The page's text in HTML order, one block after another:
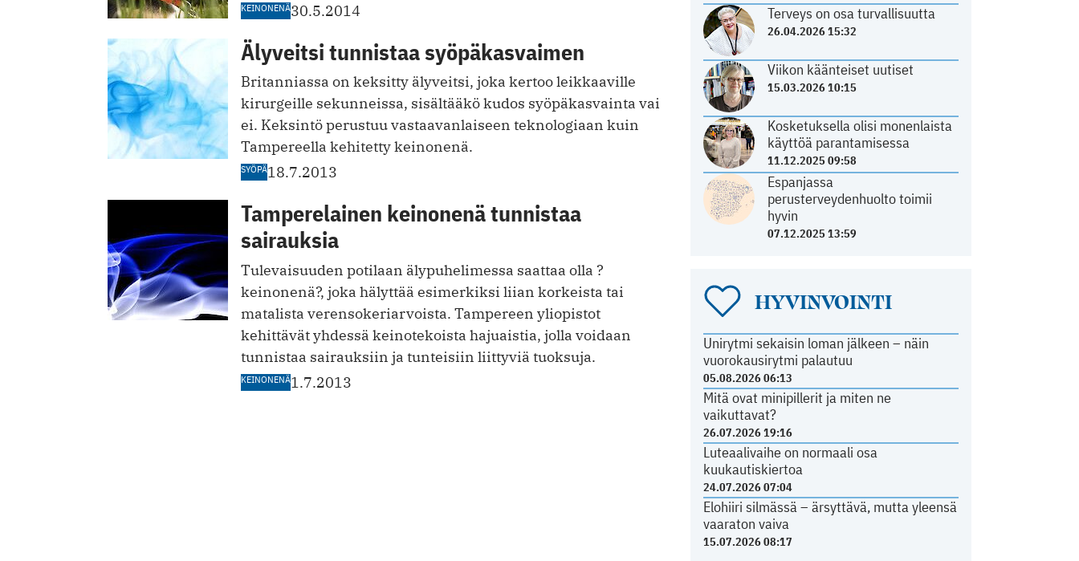
KEINONENÄ30.5.2014
Älyveitsi tunnistaa syöpäkasvaimen
Britanniassa on keksitty älyveitsi, joka kertoo leikkaaville
kirurgeille sekunneissa, sisältääkö kudos syöpäkasvainta vai
ei. Keksintö perustuu vastaavanlaiseen teknologiaan kuin
Tampereella kehitetty keinonenä.
SYÖPÄ18.7.2013
Tamperelainen keinonenä tunnistaa
sairauksia
Tulevaisuuden potilaan älypuhelimessa saattaa olla ?
keinonenä?, joka hälyttää esimerkiksi liian korkeista tai
matalista verensokeriarvoista. Tampereen yliopistot
kehittävät yhdessä keinotekoista hajuaistia, jolla voidaan
tunnistaa sairauksiin ja tunteisiin liittyviä tuoksuja.
KEINONENÄ1.7.2013
Terveys on osa turvallisuutta
26.04.2026 15:32
Viikon käänteiset uutiset
15.03.2026 10:15
Kosketuksella olisi monenlaista
käyttöä parantamisessa
11.12.2025 09:58
Espanjassa
perusterveydenhuolto toimii
hyvin
07.12.2025 13:59
HYVINVOINTI
Unirytmi sekaisin loman jälkeen – näin
vuorokausirytmi palautuu
05.08.2026 06:13
Mitä ovat minipillerit ja miten ne
vaikuttavat?
26.07.2026 19:16
Luteaalivaihe on normaali osa
kuukautiskiertoa
24.07.2026 07:04
Elohiiri silmässä – ärsyttävä, mutta yleensä
vaaraton vaiva
15.07.2026 08:17